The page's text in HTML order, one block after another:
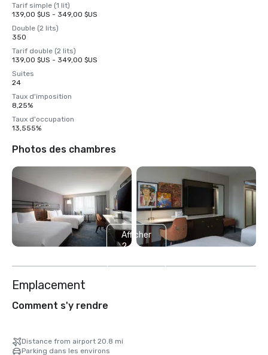
Tarif simple (1 lit)
139,00 $US - 349,00 $US
Double (2 lits)
350
Tarif double (2 lits)
139,00 $US - 349,00 $US
Suites
24
Taux d'imposition
8,25%
Taux d'occupation
13,555%
Photos des chambres
Afficher
2
Emplacement
Comment s'y rendre
Distance from airport 20.8 mi
Parking dans les environs